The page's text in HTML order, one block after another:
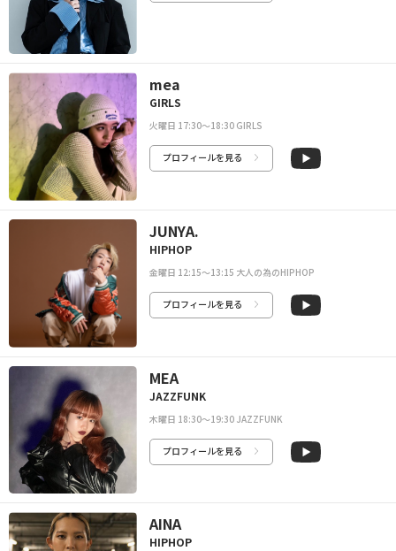
mea
GIRLS
火曜日 17:30〜18:30 GIRLS
プロフィールを見る
JUNYA.
HIPHOP
金曜日 12:15〜13:15 大人の為のHIPHOP
プロフィールを見る
MEA
JAZZFUNK
木曜日 18:30〜19:30 JAZZFUNK
プロフィールを見る
AINA
HIPHOP